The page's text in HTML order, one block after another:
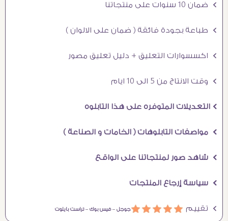
Ö ضمان 10 سنوات على منتجاتنا
Ö طباعة بجودة فائقة ( ضمان على الالوان )
Ö اكسسوارات التعليق + دليل تعليق مصور
Ö وقت الانتاج من 5 الى 10 ايام
Ö التعديلات المتوفره على هذا التابلوه
Ö مواصفات التابلوهات ( الخامات و الصناعة )
Ö شاهد صور لمنتجاتنا على الواقع
Ö سياسة إرجاع المنتجات
Ö تقييم áááááجوجل –فيس بوك –تراست بايلوت